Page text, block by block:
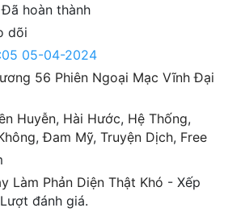
Đã hoàn thành
dõi
05-04-2024
56 Phiên Ngoại Mạc Vĩnh Đại
Huyễn, Hài Hước, Hệ Thống,
,Đam Mỹ, Truyện Dịch, Free
Làm Phản Diện Thật Khó - Xếp
Lượt đánh giá.